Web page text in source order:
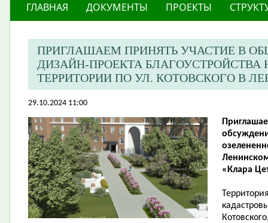
ГЛАВНАЯ ДОКУМЕНТЫ ПРОЕКТЫ
ПРИГЛАШАЕМ ПРИНЯТЬ УЧАСТИЕ В
ДИЗАЙН-ПРОЕКТА
ТЕРРИТОРИИ ПО УЛ. КОТОВСКОГО В
29.10.2024 11:00
«Клара